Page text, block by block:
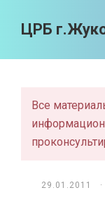
ЦРБ
Все
29.01.2011